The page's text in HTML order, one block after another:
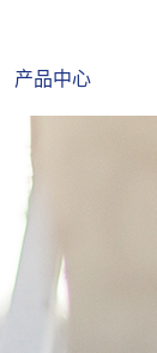
产品中心